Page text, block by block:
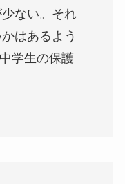
ない。それ
はあるよう
学生の保護